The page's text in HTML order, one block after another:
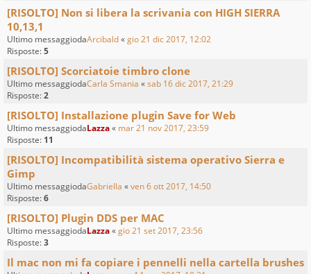
[RISOLTO] Non si libera la scrivania con HIGH SIERRA
10,13,1
Ultimo messaggiodaArcibald«gio 21 dic 2017, 12:02
Risposte:5
[RISOLTO] Scorciatoie timbro clone
Ultimo messaggiodaCarla Smania «sab 16 dic 2017, 21:29
Risposte:2
[RISOLTO] Installazione plugin Save for Web
Ultimo messaggiodaLazza« mar 21 nov 2017, 23:59
Risposte: 11
[RISOLTO] Incompatibilità sistema operativo Sierra e
Gimp
Ultimo messaggiodaGabriella «ven 6 ott 2017, 14:50
Risposte:6
[RISOLTO] Plugin DDS per MAC
Ultimo messaggiodaLazza«gio 21 set 2017, 23:56
Risposte:3
Il mac non mi fa copiare i pennelli nella cartella brushes